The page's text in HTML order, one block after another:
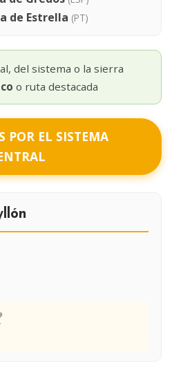
de Estrella (PT)
del sistema o la sierra
o ruta destacada
POR EL SISTEMA